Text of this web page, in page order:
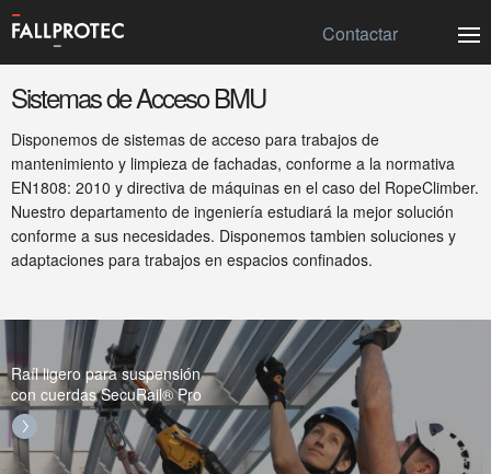
Contactar
Sistemas de Acceso BMU
Disponemos de sistemas de acceso para trabajos de
mantenimiento y limpieza de fachadas, conforme a la normativa
EN1808: 2010 y directiva de máquinas en el caso del RopeClimber.
Nuestro departamento de ingeniería estudiará la mejor solución
conforme a sus necesidades. Disponemos tambien soluciones y
adaptaciones para trabajos en espacios confinados.
Raíl ligero para suspensión
con cuerdas SecuRail® Pro